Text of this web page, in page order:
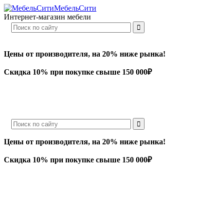
МебельСити
Интернет-магазин мебели
Цены от производителя, на 20% ниже рынка!
Скидка 10% при покупке свыше 150 000₽
Цены от производителя, на 20% ниже рынка!
Скидка 10% при покупке свыше 150 000₽